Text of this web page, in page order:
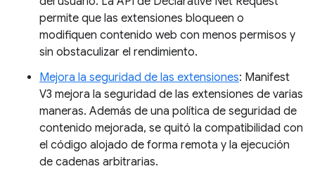
permite que las extensiones bloqueen o
modifiquen contenido web con menos permisos y
sin obstaculizar el rendimiento.
Mejora la seguridad de las extensiones: Manifest
V3 mejora la seguridad de las extensiones de varias
maneras. Además de una política de seguridad de
contenido mejorada, se quitó la compatibilidad con
el código alojado de forma remota y la ejecución
de cadenas arbitrarias.